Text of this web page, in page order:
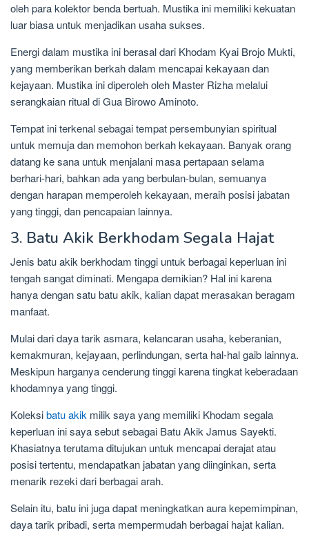
oleh para kolektor benda bertuah. Mustika ini memiliki kekuatan
luar biasa untuk menjadikan usaha sukses.
Energi dalam mustika ini berasal dari Khodam Kyai Brojo Mukti,
yang memberikan berkah dalam mencapai kekayaan dan
kejayaan. Mustika ini diperoleh oleh Master Rizha melalui
serangkaian ritual di Gua Birowo Aminoto.
Tempat ini terkenal sebagai tempat persembunyian spiritual
untuk memuja dan memohon berkah kekayaan. Banyak orang
datang ke sana untuk menjalani masa pertapaan selama
berhari-hari, bahkan ada yang berbulan-bulan, semuanya
dengan harapan memperoleh kekayaan, meraih posisi jabatan
yang tinggi, dan pencapaian lainnya.
3. Batu Akik Berkhodam Segala Hajat
Jenis batu akik berkhodam tinggi untuk berbagai keperluan ini
tengah sangat diminati. Mengapa demikian? Hal ini karena
hanya dengan satu batu akik, kalian dapat merasakan beragam
manfaat.
Mulai dari daya tarik asmara, kelancaran usaha, keberanian,
kemakmuran, kejayaan, perlindungan, serta hal-hal gaib lainnya.
Meskipun harganya cenderung tinggi karena tingkat keberadaan
khodamnya yang tinggi.
Koleksibatu akik milik saya yang memiliki Khodam segala
keperluan ini saya sebut sebagai Batu Akik Jamus Sayekti.
Khasiatnya terutama ditujukan untuk mencapai derajat atau
posisi tertentu, mendapatkan jabatan yang diinginkan, serta
menarik rezeki dari berbagai arah.
Selain itu, batu ini juga dapat meningkatkan aura kepemimpinan,
daya tarik pribadi, serta mempermudah berbagai hajat kalian.